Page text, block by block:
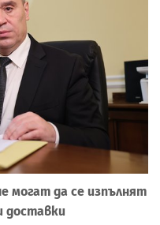
могат да се изпълнят
доставки